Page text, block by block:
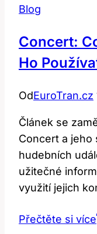
Blog
Concert:
Ho
OdEuroTran.cz
Článek se
Concert a jeho
hudebních
užitečné
využití jejich
Přečtěte si více